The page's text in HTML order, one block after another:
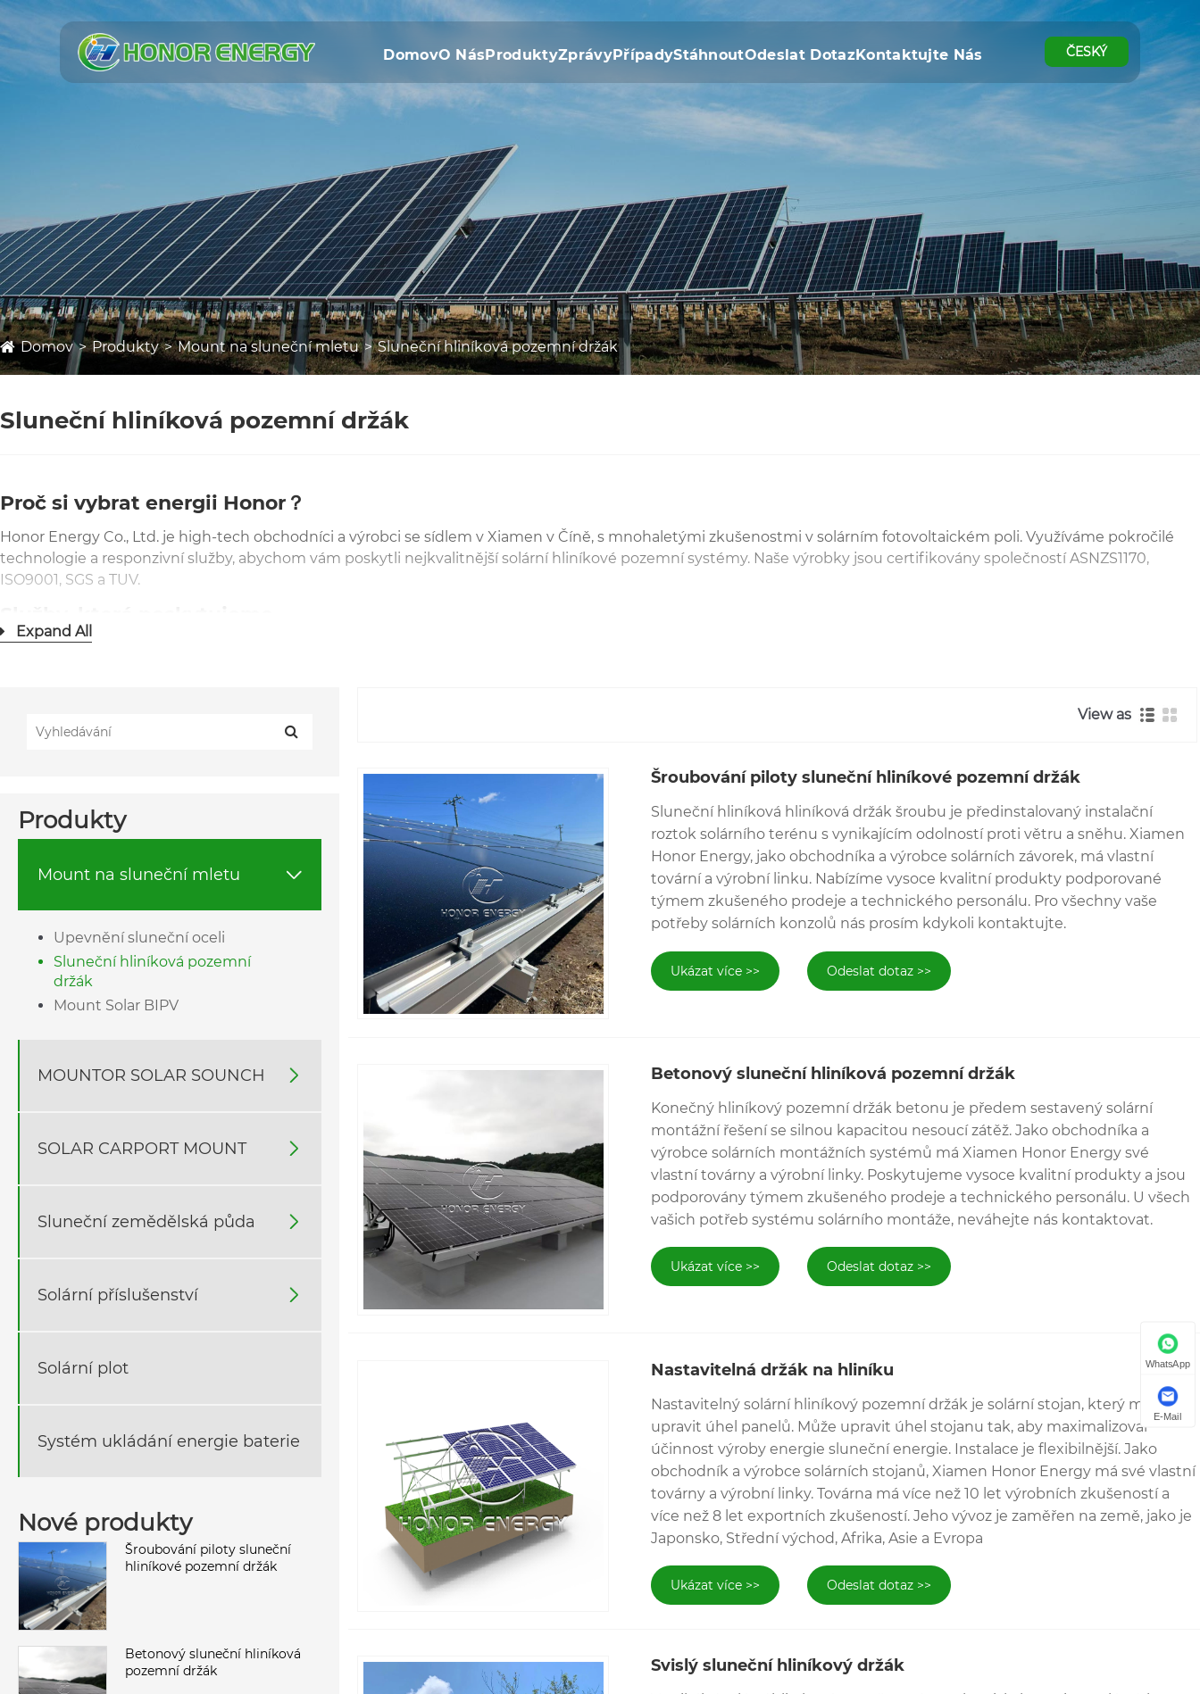
DomovO NásProduktyZprávyPřípadyStáhnoutOdeslat DotazKontaktujte Nás ČESKÝ
Domov Produkty Mount na sluneční mletu Sluneční hliníková pozemní držák
Sluneční hliníková pozemní držák
Proč si vybrat energii Honor？
Honor Energy Co., Ltd. je high-tech obchodníci a výrobci se sídlem v Xiamen v Číně, s mnohaletými zkušenostmi v solárním fotovoltaickém poli. Využíváme pokročilé
technologie a responzivní služby, abychom vám poskytli nejkvalitnější solární hliníkové pozemní systémy. Naše výrobky jsou certifikovány společností ASNZS1170,
ISO9001, SGS a TUV.
Jako jeden z největších čínských vývozců/výrobců fotovoltaických produktů se Honor Solar zavázal zlepšovat kvalitu a servis produktu. Pokud máte projekt sluneční
Šroubování piloty sluneční hliníkové mleté ​​montáž, betonový sluneční hliníkový pozemní držák,
Pozemní montážní systém je systém solárních držáků používaný k zajištění solárních panelů. Nastavením úhlu může generovat více elektřiny než střešní systém
podobné velikosti. Dále můžete nainstalovat větší solární panely na zemi než na střechu. Solární panely pozemních namontu jsou také snadnější přístup, takže jsou
bezpečnější pro údržbu a servis. Zložení systému systému lze upravit tak, aby vyhovovalo vašim potřebám.
Expand All
Produkty
Mount na sluneční mletu 
Upevnění sluneční oceli
Sluneční hliníková pozemní
držák
Mount Solar BIPV
MOUNTOR SOLAR SOUNCH 
SOLAR CARPORT MOUNT 
Sluneční zemědělská půda 
Solární příslušenství 
Solární plot
Systém ukládání energie baterie
Nové produkty
Šroubování piloty sluneční
hliníkové pozemní držák
Betonový sluneční hliníková
pozemní držák
View as
Šroubování piloty sluneční hliníkové pozemní držák
Sluneční hliníková hliníková držák šroubu je předinstalovaný instalační
roztok solárního terénu s vynikajícím odolností proti větru a sněhu. Xiamen
Honor Energy, jako obchodníka a výrobce solárních závorek, má vlastní
tovární a výrobní linku. Nabízíme vysoce kvalitní produkty podporované
týmem zkušeného prodeje a technického personálu. Pro všechny vaše
potřeby solárních konzolů nás prosím kdykoli kontaktujte.
Ukázat více >> Odeslat dotaz >>
Betonový sluneční hliníková pozemní držák
Konečný hliníkový pozemní držák betonu je předem sestavený solární
montážní řešení se silnou kapacitou nesoucí zátěž. Jako obchodníka a
výrobce solárních montážních systémů má Xiamen Honor Energy své
vlastní továrny a výrobní linky. Poskytujeme vysoce kvalitní produkty a jsou
podporovány týmem zkušeného prodeje a technického personálu. U všech
vašich potřeb systému solárního montáže, neváhejte nás kontaktovat.
Ukázat více >> Odeslat dotaz >>
Nastavitelná držák na hliníku
Nastavitelný solární hliníkový pozemní držák je solární stojan, který může
upravit úhel panelů. Může upravit úhel stojanu tak, aby maximalizoval
účinnost výroby energie sluneční energie. Instalace je flexibilnější. Jako
obchodník a výrobce solárních stojanů, Xiamen Honor Energy má své vlastní
továrny a výrobní linky. Továrna má více než 10 let výrobních zkušeností a
více než 8 let exportních zkušeností. Jeho vývoz je zaměřen na země, jako je
Japonsko, Střední východ, Afrika, Asie a Evropa
Ukázat více >> Odeslat dotaz >>
Svislý sluneční hliníkový držák
WhatsApp
E-Mail